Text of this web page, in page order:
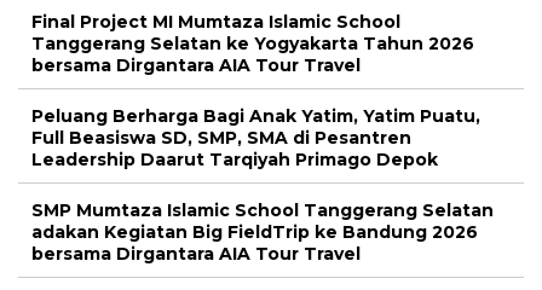
Final Project MI Mumtaza Islamic School
Tanggerang Selatan ke Yogyakarta Tahun 2026
bersama Dirgantara AIA Tour Travel
Peluang Berharga Bagi Anak Yatim, Yatim Puatu,
Full Beasiswa SD, SMP, SMA di Pesantren
Leadership Daarut Tarqiyah Primago Depok
SMP Mumtaza Islamic School Tanggerang Selatan
adakan Kegiatan Big FieldTrip ke Bandung 2026
bersama Dirgantara AIA Tour Travel